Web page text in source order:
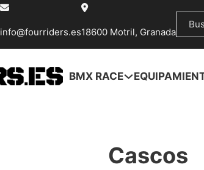
info@fourriders.es18600 Motril, GranadaBuscar
BMX RACE
Cascos